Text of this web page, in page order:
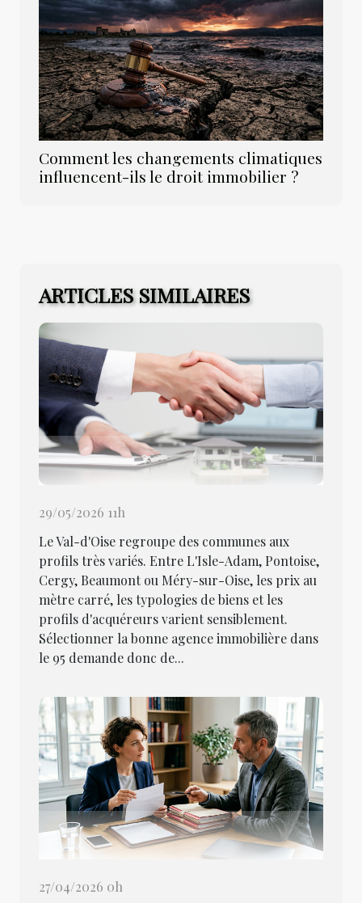
Comment les changements climatiques
influencent-ils le droit immobilier ?
ARTICLES SIMILAIRES
29/05/2026 11h
Le Val-d'Oise regroupe des communes aux
profils très variés. Entre L'Isle-Adam, Pontoise,
Cergy, Beaumont ou Méry-sur-Oise, les prix au
mètre carré, les typologies de biens et les
profils d'acquéreurs varient sensiblement.
Sélectionner la bonne agence immobilière dans
le 95 demande donc de...
27/04/2026 0h